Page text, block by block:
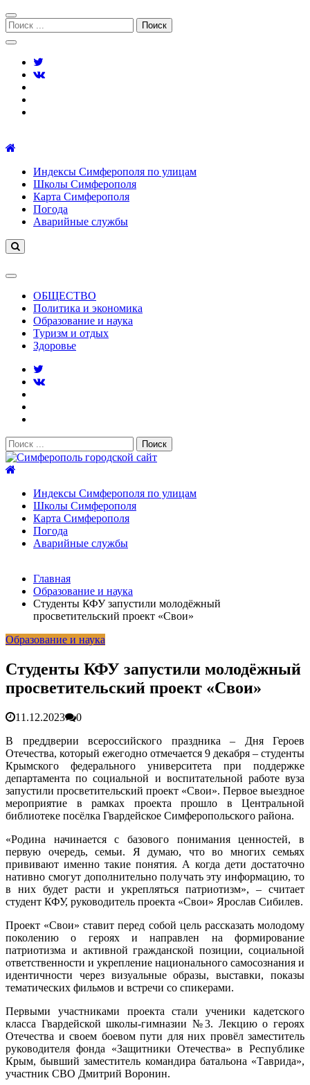
Перейти
к
навигации
Перейти
к
содержимому
Поиск:
Индексы Симферополя по улицам
Школы Симферополя
Карта Симферополя
Погода
Аварийные службы
ОБЩЕСТВО
Политика и экономика
Образование и наука
Туризм и отдых
Здоровье
Поиск:
Индексы Симферополя по улицам
Школы Симферополя
Карта Симферополя
Погода
Аварийные службы
После атаки БПЛА на поезд Москва–Симферополь в
Крыму эвакуировали всех пассажиро...
Услуги дератизации в Симферополе и Крыму — цены,
Правительство России выделит Крыму дополнительные
Более 25 тысяч «квадратов» преобразятся в ближайшее
время...26.02.2026
В Симферополе очищают реку Салгир: работы ведутся
Главная
Образование и наука
Студенты КФУ запустили молодёжный
просветительский проект «Свои»
Образование и наука
Студенты КФУ запустили молодёжный
просветительский проект «Свои»
11.12.2023
0
В преддверии всероссийского праздника – Дня Героев
Отечества, который ежегодно отмечается 9 декабря – студенты
Крымского федерального университета при поддержке
департамента по социальной и воспитательной работе вуза
запустили просветительский проект «Свои». Первое выездное
мероприятие в рамках проекта прошло в Центральной
библиотеке посёлка Гвардейское Симферопольского района.
«Родина начинается с базового понимания ценностей, в
первую очередь, семьи. Я думаю, что во многих семьях
прививают именно такие понятия. А когда дети достаточно
нативно смогут дополнительно получать эту информацию, то
в них будет расти и укрепляться патриотизм», – считает
студент КФУ, руководитель проекта «Свои» Ярослав Сибилев.
Проект «Свои» ставит перед собой цель рассказать молодому
поколению о героях и направлен на формирование
патриотизма и активной гражданской позиции, социальной
ответственности и укрепление национального самосознания и
идентичности через визуальные образы, выставки, показы
тематических фильмов и встречи со спикерами.
Первыми участниками проекта стали ученики кадетского
класса Гвардейской школы-гимназии №3. Лекцию о героях
Отечества и своем боевом пути для них провёл заместитель
руководителя фонда «Защитники Отечества» в Республике
Крым, бывший заместитель командира батальона «Таврида»,
участник СВО Дмитрий Воронин.